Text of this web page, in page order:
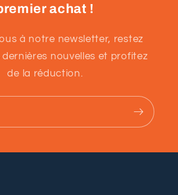
achat !
à notre newsletter, restez
nouvelles et profitez
de la réduction.